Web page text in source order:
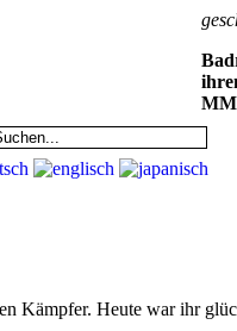
Kämpfer. Heute war ihr